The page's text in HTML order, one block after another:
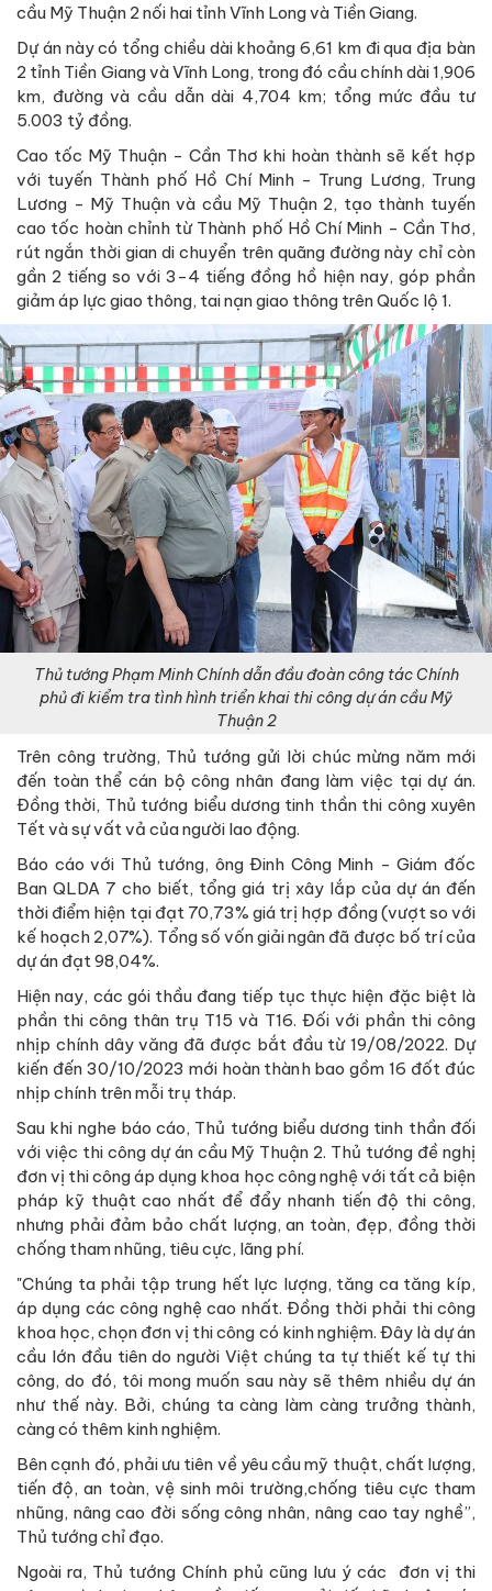
cầu Mỹ Thuận 2 nối hai tỉnh Vĩnh Long và Tiền Giang.
Dự án này có tổng chiều dài khoảng 6,61 km đi qua địa bàn
2 tỉnh Tiền Giang và Vĩnh Long, trong đó cầu chính dài 1,906
km, đường và cầu dẫn dài 4,704 km; tổng mức đầu tư
5.003 tỷ đồng.
Cao tốc Mỹ Thuận - Cần Thơ khi hoàn thành sẽ kết hợp
với tuyến Thành phố Hồ Chí Minh - Trung Lương, Trung
Lương - Mỹ Thuận và cầu Mỹ Thuận 2, tạo thành tuyến
cao tốc hoàn chỉnh từ Thành phố Hồ Chí Minh - Cần Thơ,
rút ngắn thời gian di chuyển trên quãng đường này chỉ còn
gần 2 tiếng so với 3-4 tiếng đồng hồ hiện nay, góp phần
giảm áp lực giao thông, tai nạn giao thông trên Quốc lộ 1.
Thủ tướng Phạm Minh Chính dẫn đầu đoàn công tác Chính
phủ đi kiểm tra tình hình triển khai thi công dự án cầu Mỹ
Thuận 2
Trên công trường, Thủ tướng gửi lời chúc mừng năm mới
đến toàn thể cán bộ công nhân đang làm việc tại dự án.
Đồng thời, Thủ tướng biểu dương tinh thần thi công xuyên
Tết và sự vất vả của người lao động.
Báo cáo với Thủ tướng, ông Đinh Công Minh - Giám đốc
Ban QLDA 7 cho biết, tổng giá trị xây lắp của dự án đến
thời điểm hiện tại đạt 70,73% giá trị hợp đồng (vượt so với
kế hoạch 2,07%). Tổng số vốn giải ngân đã được bố trí của
dự án đạt 98,04%.
Hiện nay, các gói thầu đang tiếp tục thực hiện đặc biệt là
phần thi công thân trụ T15 và T16. Đối với phần thi công
nhịp chính dây văng đã được bắt đầu từ 19/08/2022. Dự
kiến đến 30/10/2023 mới hoàn thành bao gồm 16 đốt đúc
nhịp chính trên mỗi trụ tháp.
Sau khi nghe báo cáo, Thủ tướng biểu dương tinh thần đối
với việc thi công dự án cầu Mỹ Thuận 2. Thủ tướng đề nghị
đơn vị thi công áp dụng khoa học công nghệ với tất cả biện
pháp kỹ thuật cao nhất để đẩy nhanh tiến độ thi công,
nhưng phải đảm bảo chất lượng, an toàn, đẹp, đồng thời
chống tham nhũng, tiêu cực, lãng phí.
"Chúng ta phải tập trung hết lực lượng, tăng ca tăng kíp,
áp dụng các công nghệ cao nhất. Đồng thời phải thi công
khoa học, chọn đơn vị thi công có kinh nghiệm. Đây là dự án
cầu lớn đầu tiên do người Việt chúng ta tự thiết kế tự thi
công, do đó, tôi mong muốn sau này sẽ thêm nhiều dự án
như thế này. Bởi, chúng ta càng làm càng trưởng thành,
càng có thêm kinh nghiệm.
Bên cạnh đó, phải ưu tiên về yêu cầu mỹ thuật, chất lượng,
tiến độ, an toàn, vệ sinh môi trường,chống tiêu cực tham
nhũng, nâng cao đời sống công nhân, nâng cao tay nghề”,
Thủ tướng chỉ đạo.
Ngoài ra, Thủ tướng Chính phủ cũng lưu ý các đơn vị thi